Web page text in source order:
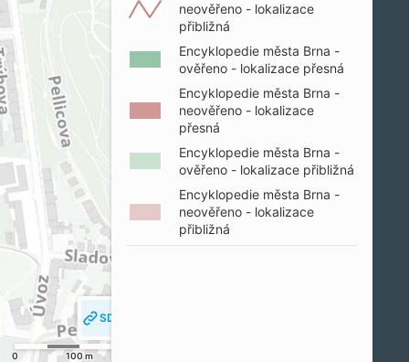
neověřeno - lokalizace
přibližná
Encyklopedie města Brna -
ověřeno - lokalizace přesná
Encyklopedie města Brna -
neověřeno - lokalizace
přesná
Encyklopedie města Brna -
ověřeno - lokalizace přibližná
Encyklopedie města Brna -
neověřeno - lokalizace
přibližná
SDÍLET MAPU
0 100 m